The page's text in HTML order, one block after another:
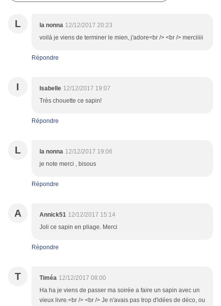
L la nonna 12/12/2017 20:23
voilà je viens de terminer le mien, j'adore<br /> <br /> merciiiii
Répondre
I Isabelle 12/12/2017 19:07
Très chouette ce sapin!
Répondre
L la nonna 12/12/2017 19:06
je note merci , bisous
Répondre
A Annick51 12/12/2017 15:14
Joli ce sapin en pliage. Merci
Répondre
T Timéa 12/12/2017 08:00
Ha ha je viens de passer ma soirée a faire un sapin avec un
vieux livre.<br /> <br /> Je n'avais pas trop d'idées de déco, ou